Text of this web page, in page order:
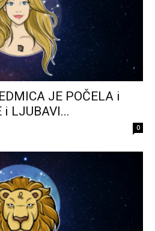
JE POČELA i
i LJUBAVI...
0